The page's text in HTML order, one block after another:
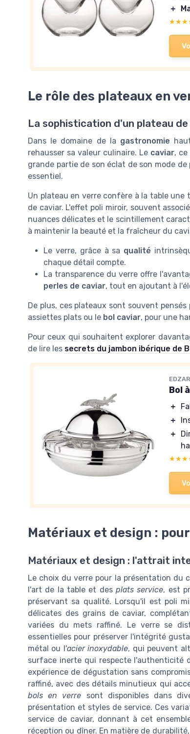
＋
Le rôle des plateaux en
La sophistication d'un plateau
Dans le domaine de la gastronomie
rehausser sa valeur culinaire. Le caviar,
grande partie de son éclat de son mode
essentiel.
Un plateau en verre confère à la table
de caviar. L'effet poli miroir, souvent
nuances délicates et le scintillement
à maintenir la beauté et la fraîcheur du
Le verre, grâce à sa qualité
chaque détail compte.
La transparence du verre offre
perles de caviar, tout en ajoutant à
De plus, ces plateaux sont souvent
assiettes plats ou le bol caviar, pour une
Pour ceux qui souhaitent explorer
de lire les secrets du jambon ibérique de
Bol
＋
＋
＋
Matériaux et design :
Matériaux et design : l'attrait
Le choix du verre pour la présentation du
l'art de la table et des plats service, est
préservant sa qualité. Lorsqu'il est poli
délicates des grains de caviar,
variées du mets raffiné. Le verre se
essentielles pour préserver l'intégrité
métal ou l'acier inoxydable, qui peuvent
surface inerte qui respecte l'authenticité
expérience de dégustation sans
raffiné, avec des détails minutieux qui
bols en verre sont disponibles dans
présentation et styles de service. Ces
service de caviar, donnant à cet
réception ou dîner. En matière de